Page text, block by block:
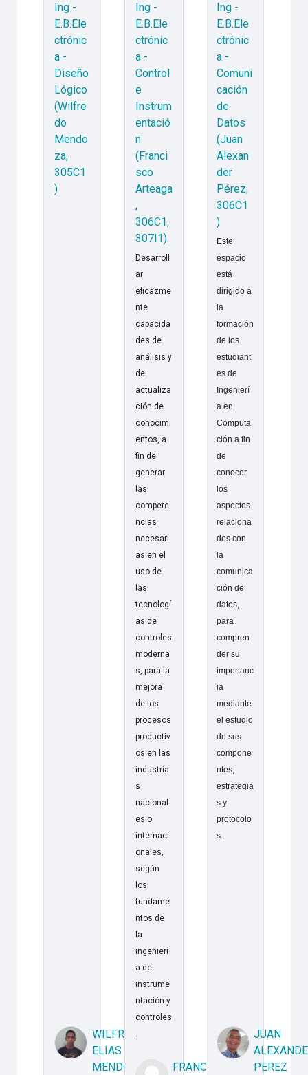
Ing -
E.B.Ele
ctrónic
a -
Diseño
Lógico
(Wilfre
do
Mendo
za,
305C1
)
WILFREDO
ELIAS
MENDOZA
Ing -
E.B.Ele
ctrónic
a -
Control
e
Instrum
entació
n
(Franci
sco
Arteaga
,
306C1,
307I1)
Desarroll
ar
eficazme
nte
capacida
des de
análisis y
de
actualiza
ción de
conocimi
entos, a
fin de
generar
las
compete
ncias
necesari
as en el
uso de
las
tecnologí
as de
controles
moderna
s, para la
mejora
de los
procesos
productiv
os en las
industria
s
nacional
es o
internaci
onales,
según
los
fundame
ntos de
la
ingenierí
a de
instrume
ntación y
controles
.
FRANCISCO
Ing -
E.B.Ele
ctrónic
a -
Comuni
cación
de
Datos
(Juan
Alexan
der
Pérez,
306C1
)
Este
espacio
está
dirigido a
la
formación
de los
estudiant
es de
Ingenierí
a en
Computa
ción a fin
de
conocer
los
aspectos
relaciona
dos con
la
comunica
ción de
datos,
para
compren
der su
importanc
ia
mediante
el estudio
de sus
compone
ntes,
estrategia
s y
protocolo
s.
JUAN
PEREZ